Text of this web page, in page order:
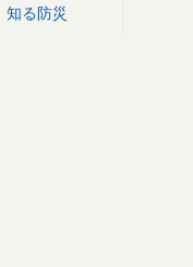
知る防災